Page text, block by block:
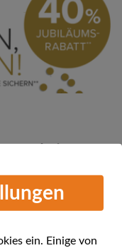
ein. Einige von